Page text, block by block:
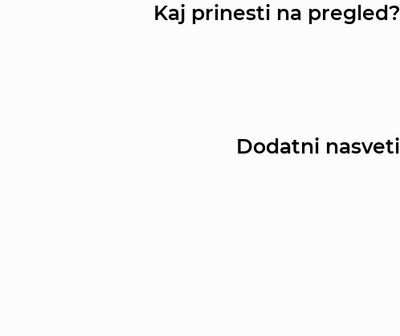
Kaj prinesti na pregled?
Dodatni nasveti